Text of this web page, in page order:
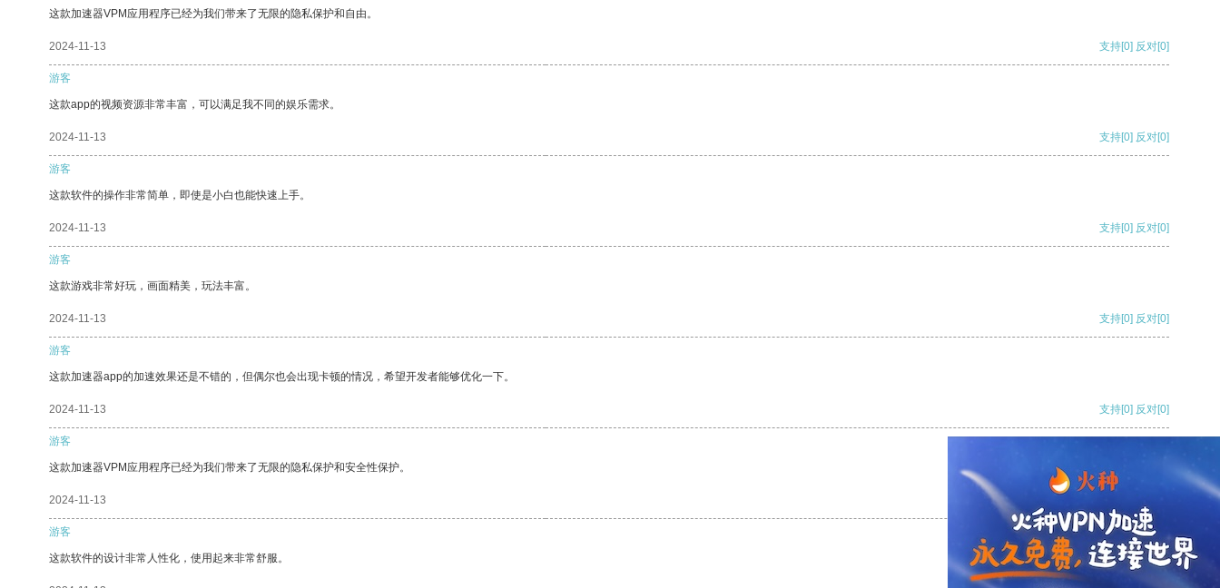
这款加速器VPM应用程序已经为我们带来了无限的隐私保护和自由。
2024-11-13 支持[0] 反对[0]
游客
这款app的视频资源非常丰富，可以满足我不同的娱乐需求。
2024-11-13 支持[0] 反对[0]
游客
这款软件的操作非常简单，即使是小白也能快速上手。
2024-11-13 支持[0] 反对[0]
游客
这款游戏非常好玩，画面精美，玩法丰富。
2024-11-13 支持[0] 反对[0]
游客
这款加速器app的加速效果还是不错的，但偶尔也会出现卡顿的情况，希望开发者能够优化一下。
2024-11-13 支持[0] 反对[0]
游客
这款加速器VPM应用程序已经为我们带来了无限的隐私保护和安全性保护。
2024-11-13
游客
这款软件的设计非常人性化，使用起来非常舒服。